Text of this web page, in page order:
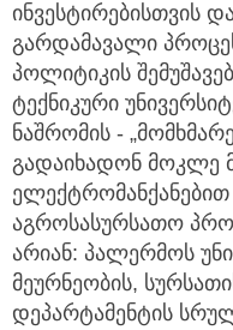
ინვესტირებისთვის
გარდამავალი
პოლიტიკის
ტექნიკური
ნაშრომის -
გადაიხადონ მოკლე
აგროსასურსათო
არიან: პალერმოს
მეურნეობის,
დეპარტამენტის